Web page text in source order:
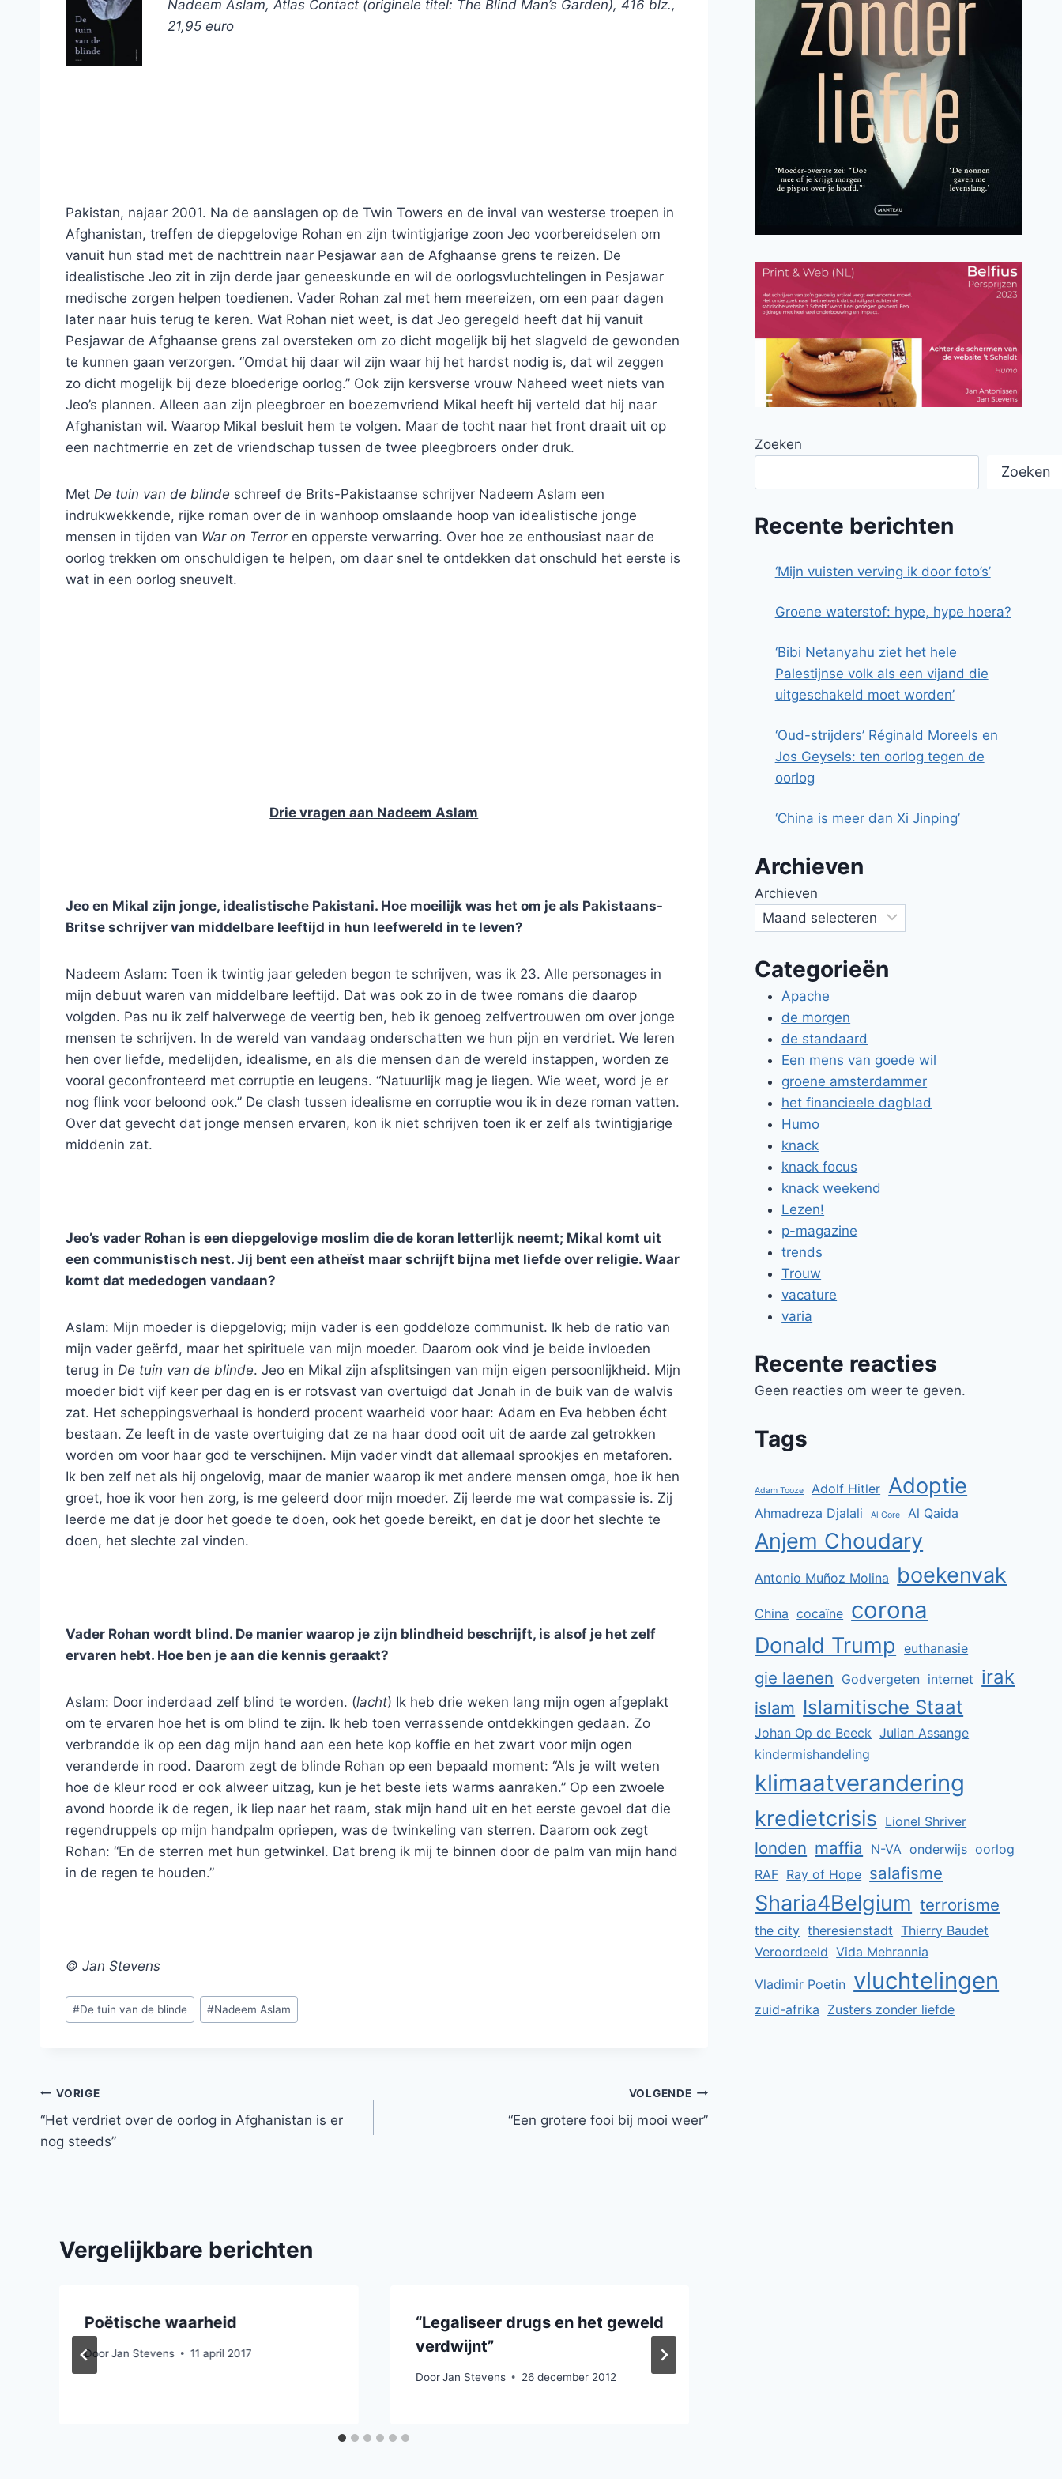
Nadeem Aslam, Atlas Contact (originele titel: The Blind Man’s Garden), 416 blz.,
21,95 euro
Pakistan, najaar 2001. Na de aanslagen op de Twin Towers en de inval van westerse troepen in
Afghanistan, treffen de diepgelovige Rohan en zijn twintigjarige zoon Jeo voorbereidselen om
vanuit hun stad met de nachttrein naar Pesjawar aan de Afghaanse grens te reizen. De
idealistische Jeo zit in zijn derde jaar geneeskunde en wil de oorlogsvluchtelingen in Pesjawar
medische zorgen helpen toedienen. Vader Rohan zal met hem meereizen, om een paar dagen
later naar huis terug te keren. Wat Rohan niet weet, is dat Jeo geregeld heeft dat hij vanuit
Pesjawar de Afghaanse grens zal oversteken om zo dicht mogelijk bij het slagveld de gewonden
te kunnen gaan verzorgen. “Omdat hij daar wil zijn waar hij het hardst nodig is, dat wil zeggen
zo dicht mogelijk bij deze bloederige oorlog.” Ook zijn kersverse vrouw Naheed weet niets van
Jeo’s plannen. Alleen aan zijn pleegbroer en boezemvriend Mikal heeft hij verteld dat hij naar
Afghanistan wil. Waarop Mikal besluit hem te volgen. Maar de tocht naar het front draait uit op
een nachtmerrie en zet de vriendschap tussen de twee pleegbroers onder druk.
Met De tuin van de blinde schreef de Brits-Pakistaanse schrijver Nadeem Aslam een
indrukwekkende, rijke roman over de in wanhoop omslaande hoop van idealistische jonge
mensen in tijden van War on Terroren opperste verwarring. Over hoe ze enthousiast naar de
oorlog trekken om onschuldigen te helpen, om daar snel te ontdekken dat onschuld het eerste is
wat in een oorlog sneuvelt.
Drie vragen aan Nadeem Aslam
Jeo en Mikal zijn jonge, idealistische Pakistani. Hoe moeilijk was het om je als Pakistaans-
Britse schrijver van middelbare leeftijd in hun leefwereld in te leven?
Nadeem Aslam: Toen ik twintig jaar geleden begon te schrijven, was ik 23. Alle personages in
mijn debuut waren van middelbare leeftijd. Dat was ook zo in de twee romans die daarop
volgden. Pas nu ik zelf halverwege de veertig ben, heb ik genoeg zelfvertrouwen om over jonge
mensen te schrijven. In de wereld van vandaag onderschatten we hun pijn en verdriet. We leren
hen over liefde, medelijden, idealisme, en als die mensen dan de wereld instappen, worden ze
vooral geconfronteerd met corruptie en leugens. “Natuurlijk mag je liegen. Wie weet, word je er
nog flink voor beloond ook.” De clash tussen idealisme en corruptie wou ik in deze roman vatten.
Over dat gevecht dat jonge mensen ervaren, kon ik niet schrijven toen ik er zelf als twintigjarige
middenin zat.
Jeo’s vader Rohan is een diepgelovige moslim die de koran letterlijk neemt; Mikal komt uit
een communistisch nest. Jij bent een atheïst maar schrijft bijna met liefde over religie. Waar
komt dat mededogen vandaan?
Aslam: Mijn moeder is diepgelovig; mijn vader is een goddeloze communist. Ik heb de ratio van
mijn vader geërfd, maar het spirituele van mijn moeder. Daarom ook vind je beide invloeden
terug in De tuin van de blinde. Jeo en Mikal zijn afsplitsingen van mijn eigen persoonlijkheid. Mijn
moeder bidt vijf keer per dag en is er rotsvast van overtuigd dat Jonah in de buik van de walvis
zat. Het scheppingsverhaal is honderd procent waarheid voor haar: Adam en Eva hebben écht
bestaan. Ze leeft in de vaste overtuiging dat ze na haar dood ooit uit de aarde zal getrokken
worden om voor haar god te verschijnen. Mijn vader vindt dat allemaal sprookjes en metaforen.
Ik ben zelf net als hij ongelovig, maar de manier waarop ik met andere mensen omga, hoe ik hen
groet, hoe ik voor hen zorg, is me geleerd door mijn moeder. Zij leerde me wat compassie is. Zij
leerde me dat je door het goede te doen, ook het goede bereikt, en dat je door het slechte te
doen, het slechte zal vinden.
Vader Rohan wordt blind. De manier waarop je zijn blindheid beschrijft, is alsof je het zelf
ervaren hebt. Hoe ben je aan die kennis geraakt?
Aslam: Door inderdaad zelf blind te worden. (lacht) Ik heb drie weken lang mijn ogen afgeplakt
om te ervaren hoe het is om blind te zijn. Ik heb toen verrassende ontdekkingen gedaan. Zo
verbrandde ik op een dag mijn hand aan een hete kop koffie en het zwart voor mijn ogen
veranderde in rood. Daarom zegt de blinde Rohan op een bepaald moment: “Als je wilt weten
hoe de kleur rood er ook alweer uitzag, kun je het beste iets warms aanraken.” Op een zwoele
avond hoorde ik de regen, ik liep naar het raam, stak mijn hand uit en het eerste gevoel dat die
regendruppels op mijn handpalm opriepen, was de twinkeling van sterren. Daarom ook zegt
Rohan: “En de sterren met hun getwinkel. Dat breng ik mij te binnen door de palm van mijn hand
in de regen te houden.”
© Jan Stevens
Bericht
tags:
#De tuin van de blinde #Nadeem Aslam
Bericht
navigatie
VORIGE
“Het verdriet over de oorlog in Afghanistan is er
nog steeds”
VOLGENDE
“Een grotere fooi bij mooi weer”
Vergelijkbare berichten
Poëtische waarheid
DoorJan Stevens 11 april 2017
“Legaliseer drugs en het geweld
verdwijnt”
Door Jan Stevens 26 december 2012
Zoeken
Zoeken
Recente berichten
‘Mijn vuisten verving ik door foto’s’
Groene waterstof: hype, hype hoera?
‘Bibi Netanyahu ziet het hele
Palestijnse volk als een vijand die
uitgeschakeld moet worden’
‘Oud-strijders’ Réginald Moreels en
Jos Geysels: ten oorlog tegen de
oorlog
‘China is meer dan Xi Jinping’
Archieven
Archieven
Categorieën
Apache
de morgen
de standaard
Een mens van goede wil
groene amsterdammer
het financieele dagblad
Humo
knack
knack focus
knack weekend
Lezen!
p-magazine
trends
Trouw
vacature
varia
Recente reacties
Geen reacties om weer te geven.
Tags
Adam Tooze Adolf Hitler Adoptie
Ahmadreza Djalali Al Gore Al Qaida
Anjem Choudary
Antonio Muñoz Molina boekenvak
China cocaïne corona
Donald Trump euthanasie
gie laenen Godvergeten internet irak
islam Islamitische Staat
Johan Op de Beeck Julian Assange
kindermishandeling
klimaatverandering
kredietcrisis Lionel Shriver
londen maffia N-VA onderwijs oorlog
RAF Ray of Hope salafisme
Sharia4Belgium terrorisme
the city theresienstadt Thierry Baudet
Veroordeeld Vida Mehrannia
Vladimir Poetin vluchtelingen
zuid-afrika Zusters zonder liefde